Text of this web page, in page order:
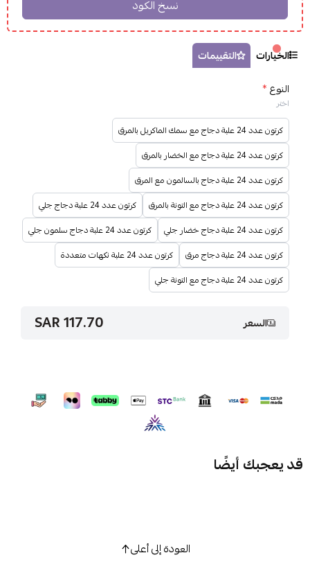
الخيارات
التقييمات
النوع*
اختر
كرتون عدد 24 علبة دجاج مع سمك الماكريل بالمرق
كرتون عدد 24 علبة دجاج مع الخضار بالمرق
كرتون عدد 24 علبة دجاج بالسالمون مع المرق
كرتون عدد 24 علبة دجاج مع التونة بالمرق
كرتون عدد 24 علبة دجاج جلي
كرتون عدد 24 علبة دجاج خضار جلي
كرتون عدد 24 علبة دجاج سلمون جلي
كرتون عدد 24 علبة دجاج مرق
كرتون عدد 24 علبة نكهات متعددة
كرتون عدد 24 علبة دجاج مع التونة جلي
السعر 117.70 SAR
قد يعجبك أيضًا
العودة إلى أعلى